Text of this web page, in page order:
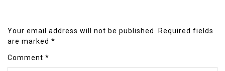
Your email address will not be published.
Required fields
are marked *
Comment *